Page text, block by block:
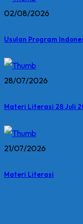
02/08/2026
Usulan Program
28/07/2026
Materi Literasi 28 Juli
21/07/2026
Materi Literasi